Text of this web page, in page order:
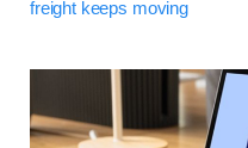
freight keeps moving